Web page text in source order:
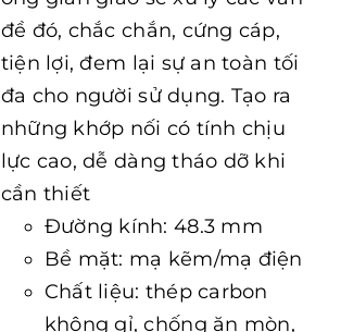
đề đó, chắc chắn, cứng cáp,
tiện lợi, đem lại sự an toàn tối
đa cho người sử dụng. Tạo ra
những khớp nối có tính chịu
lực cao, dễ dàng tháo dỡ khi
cần thiết
Đường kính: 48.3 mm
Bề mặt: mạ kẽm/mạ điện
Chất liệu: thép carbon
không gỉ, chống ăn mòn,